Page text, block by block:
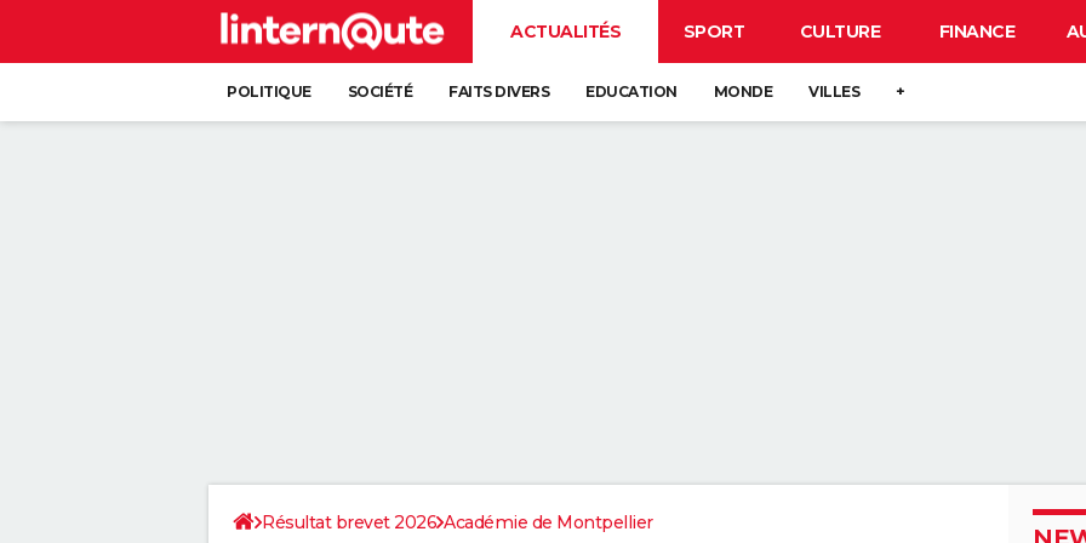
ACTUALITÉS SPORT CULTURE FINANCE
POLITIQUE SOCIÉTÉ FAITS DIVERS EDUCATION MONDE VILLES +
Résultat brevet 2026 Académie de Montpellier